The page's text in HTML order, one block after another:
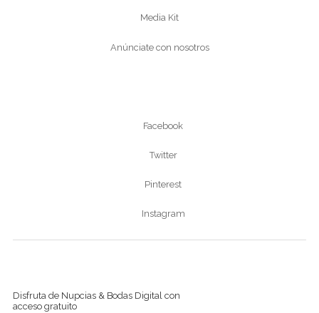
Media Kit
Anúnciate con nosotros
Facebook
Twitter
Pinterest
Instagram
Disfruta de Nupcias & Bodas Digital con
acceso gratuito